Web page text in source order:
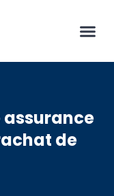
de